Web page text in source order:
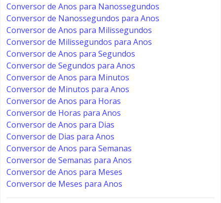
Conversor de Anos para Nanossegundos
Conversor de Nanossegundos para Anos
Conversor de Anos para Milissegundos
Conversor de Milissegundos para Anos
Conversor de Anos para Segundos
Conversor de Segundos para Anos
Conversor de Anos para Minutos
Conversor de Minutos para Anos
Conversor de Anos para Horas
Conversor de Horas para Anos
Conversor de Anos para Dias
Conversor de Dias para Anos
Conversor de Anos para Semanas
Conversor de Semanas para Anos
Conversor de Anos para Meses
Conversor de Meses para Anos